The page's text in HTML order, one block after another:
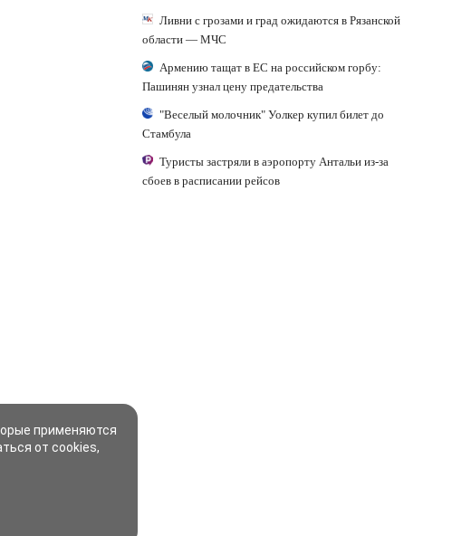
Ливни с грозами и град ожидаются в Рязанской
области — МЧС
Армению тащат в ЕС на российском горбу:
Пашинян узнал цену предательства
"Веселый молочник" Уолкер купил билет до
Стамбула
Туристы застряли в аэропорту Антальи из-за
сбоев в расписании рейсов
применяются
от cookies,